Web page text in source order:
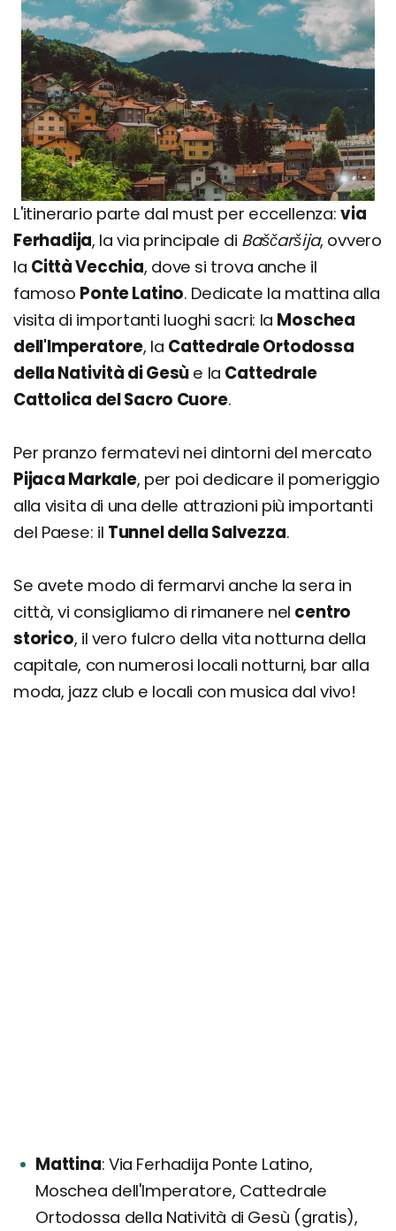
L'itinerario parte dal must per eccellenza:via
Ferhadija, la via principale di Baščaršija, ovvero
la Città Vecchia, dove si trova anche il
famoso Ponte Latino. Dedicate la mattina alla
visita di importanti luoghi sacri: la Moschea
dell'Imperatore, la Cattedrale Ortodossa
della Natività di Gesù e la Cattedrale
Cattolica del Sacro Cuore.
Per pranzo fermatevi nei dintorni del mercato
Pijaca Markale, per poi dedicare il pomeriggio
alla visita di una delle attrazioni più importanti
del Paese: il Tunnel della Salvezza.
Se avete modo di fermarvi anche la sera in
città, vi consigliamo di rimanere nel centro
storico, il vero fulcro della vita notturna della
capitale, con numerosi locali notturni, bar alla
moda, jazz club e locali con musica dal vivo!
Mattina Via Ferhadija Ponte Latino,
Moschea dell'Imperatore, Cattedrale
Ortodossa della Natività di Gesù (gratis),